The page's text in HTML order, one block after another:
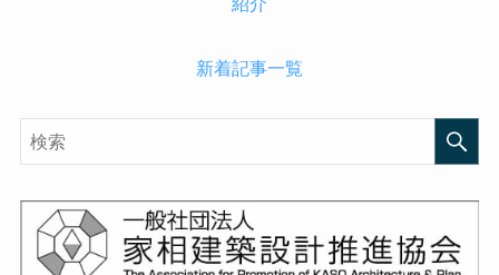
新着記事一覧